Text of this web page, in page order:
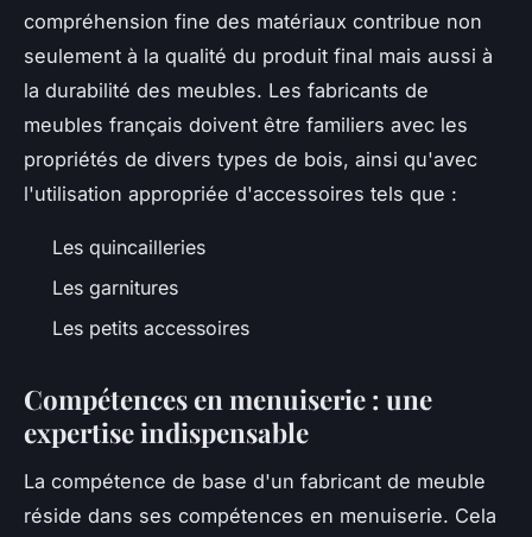
compréhension fine des matériaux contribue non
seulement à la qualité du produit final mais aussi à
la durabilité des meubles. Les fabricants de
meubles français doivent être familiers avec les
propriétés de divers types de bois, ainsi qu'avec
l'utilisation appropriée d'accessoires tels que :
Les quincailleries
Les garnitures
Les petits accessoires
Compétences en menuiserie : une
expertise indispensable
La compétence de base d'un fabricant de meuble
réside dans ses compétences en menuiserie. Cela